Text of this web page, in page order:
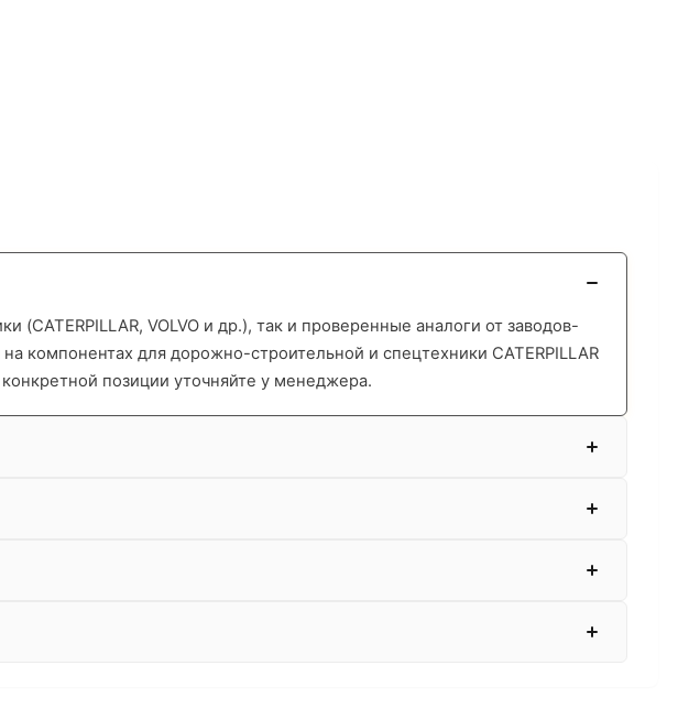
VOLVO и др.), так и проверенные аналоги от заводов-
компонентах для дорожно-строительной и спецтехники CATERPILLAR
позиции уточняйте у менеджера.